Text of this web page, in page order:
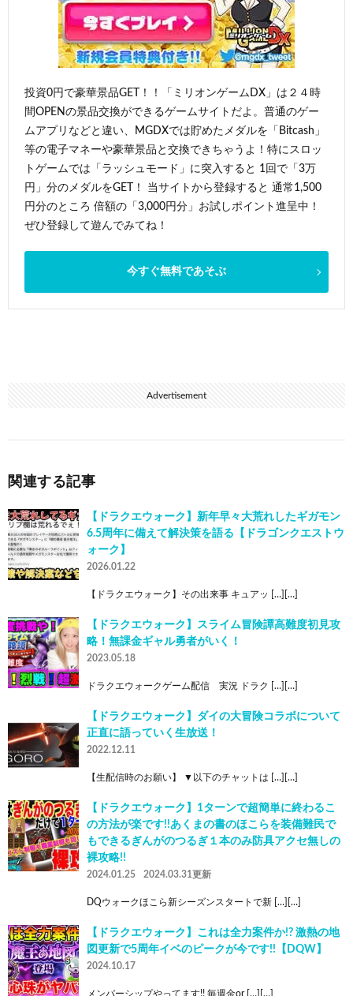
投資0円で豪華景品GET！！「ミリオンゲームDX」は２４時
間OPENの景品交換ができるゲームサイトだよ。普通のゲー
ムアプリなどと違い、MGDXでは貯めたメダルを「Bitcash」
等の電子マネーや豪華景品と交換できちゃうよ！特にスロッ
トゲームでは「ラッシュモード」に突入すると 1回で「3万
円」分のメダルをGET！ 当サイトから登録すると 通常1,500
円分のところ 倍額の「3,000円分」お試しポイント進呈中！
ぜひ登録して遊んでみてね！
今すぐ無料であそぶ
Advertisement
関連する記事
【ドラクエウォーク】新年早々大荒れしたギガモン
6.5周年に備えて解決策を語る【ドラゴンクエストウ
ォーク】
2026.01.22
【ドラクエウォーク】その出来事 キュアッ […][…]
【ドラクエウォーク】スライム冒険譚高難度初見攻
略！無課金ギャル勇者がいく！
2023.05.18
ドラクエウォークゲーム配信 実況 ドラク […][…]
【ドラクエウォーク】ダイの大冒険コラボについて
正直に語っていく生放送！
2022.12.11
【生配信時のお願い】 ▼以下のチャットは […][…]
【ドラクエウォーク】1ターンで超簡単に終わるこ
の方法が楽です!!あくまの書のほこらを装備難民で
もできるぎんがのつるぎ１本のみ防具アクセ無しの
裸攻略!!
2024.01.25 2024.03.31更新
DQウォークほこら新シーズンスタートで新 […][…]
【ドラクエウォーク】これは全力案件か!? 激熱の地
図更新で5周年イベのピークが今です!!【DQW】
2024.10.17
メンバーシップやってます!! 毎週金or […][…]